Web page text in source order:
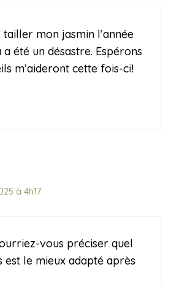
tailler mon jasmin l’année
été un désastre. Espérons
m’aideront cette fois-ci!
à 4h17
vous préciser quel
est le mieux adapté après